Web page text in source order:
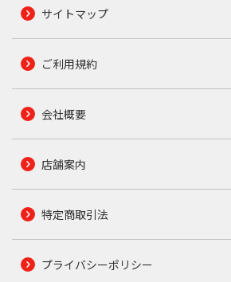
サイトマップ
ご利用規約
会社概要
店舗案内
特定商取引法
プライバシーポリシー